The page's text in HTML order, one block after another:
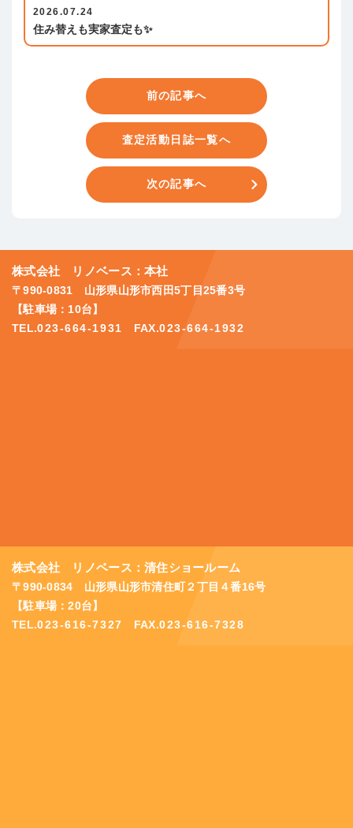
2026.07.24
住み替えも実家査定も✨
前の記事へ
査定活動日誌一覧へ
次の記事へ
株式会社 リノベース：本社
〒990-0831 山形県山形市西田5丁目25番3号
【駐車場：10台】
TEL.023-664-1931 FAX.023-664-1932
株式会社 リノベース：清住ショールーム
〒990-0834 山形県山形市清住町２丁目４番16号
【駐車場：20台】
TEL.023-616-7327 FAX.023-616-7328